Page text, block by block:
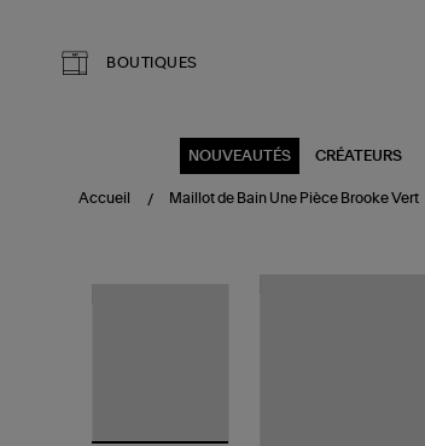
BOUTIQUES
NOUVEAUTÉS CRÉATEURS
Accueil Maillot de Bain Une Pièce Brooke Vert